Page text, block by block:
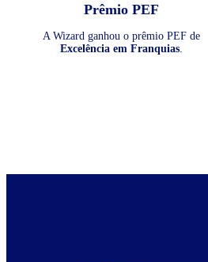
Prêmio PEF
A Wizard ganhou o prêmio PEF de
Excelência em Franquias.